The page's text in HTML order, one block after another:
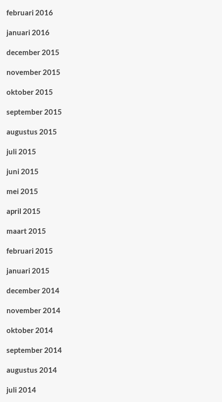
februari 2016
januari 2016
december 2015
november 2015
oktober 2015
september 2015
augustus 2015
juli 2015
juni 2015
mei 2015
april 2015
maart 2015
februari 2015
januari 2015
december 2014
november 2014
oktober 2014
september 2014
augustus 2014
juli 2014